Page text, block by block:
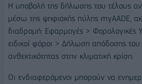
H υποβολή της δήλωσης του τέλους
μέσω της ψηφιακής πύλης myAADE,
διαδρομή: Εφαρμογές > Φορολογικές
ειδικοί φόροι > Δήλωση απόδοσης του
ανθεκτικότητας στην κλιματική κρίση.
Οι ενδιαφερόμενοι μπορούν να